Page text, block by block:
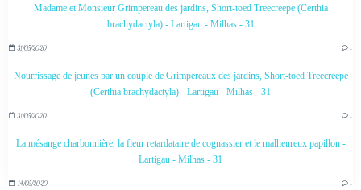
Madame et Monsieur Grimpereau des jardins, Short-toed Treecreepe (Certhia
brachydactyla) - Lartigau - Milhas - 31
31/05/2020 …
Nourrissage de jeunes par un couple de Grimpereaux des jardins, Short-toed Treecreepe
(Certhia brachydactyla) - Lartigau - Milhas - 31
31/05/2020 …
La mésange charbonnière, la fleur retardataire de cognassier et le malheureux papillon -
Lartigau - Milhas - 31
14/05/2020 …